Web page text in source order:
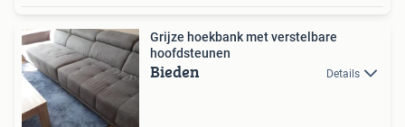
Grijze hoekbank met verstelbare
hoofdsteunen
Bieden Details